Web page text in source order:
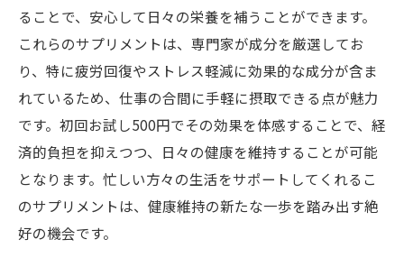
ることで、安心して日々の栄養を補うことができます。
これらのサプリメントは、専門家が成分を厳選してお
り、特に疲労回復やストレス軽減に効果的な成分が含ま
れているため、仕事の合間に手軽に摂取できる点が魅力
です。初回お試し500円でその効果を体感することで、経
済的負担を抑えつつ、日々の健康を維持することが可能
となります。忙しい方々の生活をサポートしてくれるこ
のサプリメントは、健康維持の新たな一歩を踏み出す絶
好の機会です。